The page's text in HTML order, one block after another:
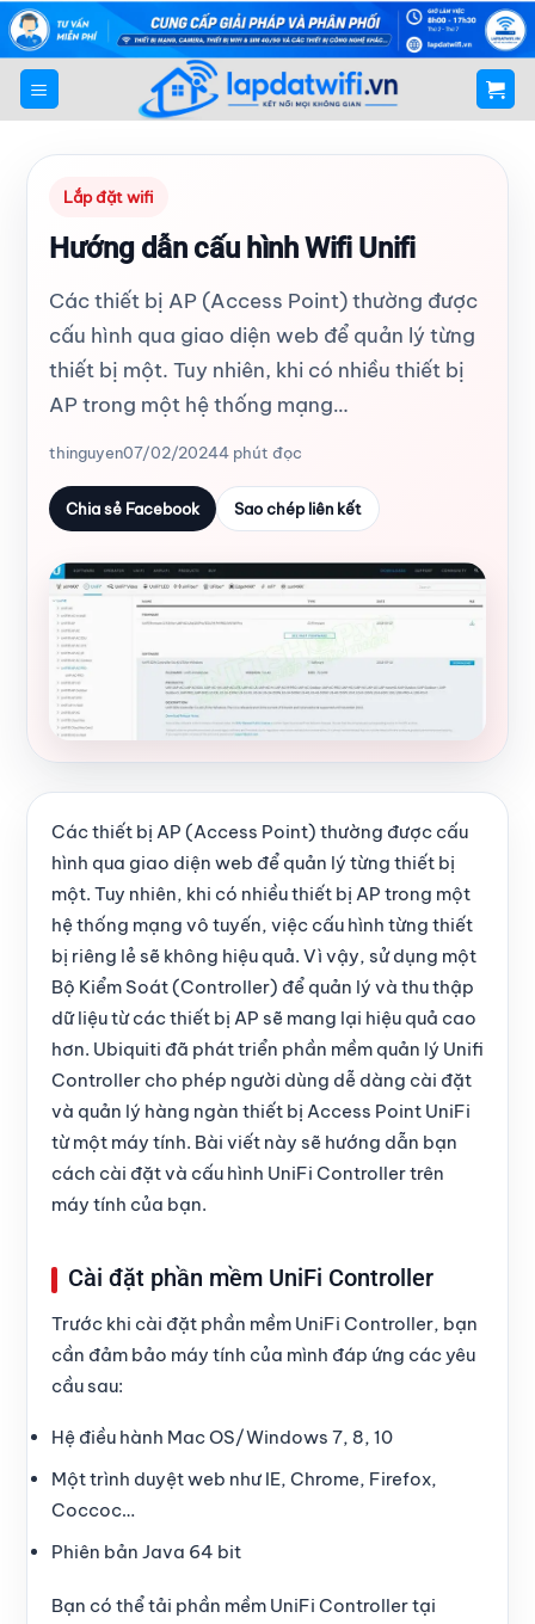
Bỏ
qua
nội
dung
Lắp đặt wifi
Hướng dẫn cấu hình Wifi Unifi
Các thiết bị AP (Access Point) thường được
cấu hình qua giao diện web để quản lý từng
thiết bị một. Tuy nhiên, khi có nhiều thiết bị
AP trong một hệ thống mạng…
thinguyen07/02/20244 phút đọc
Chia sẻ Facebook Sao chép liên kết
Các thiết bị AP (Access Point) thường được cấu
hình qua giao diện web để quản lý từng thiết bị
một. Tuy nhiên, khi có nhiều thiết bị AP trong một
hệ thống mạng vô tuyến, việc cấu hình từng thiết
bị riêng lẻ sẽ không hiệu quả. Vì vậy, sử dụng một
Bộ Kiểm Soát (Controller) để quản lý và thu thập
dữ liệu từ các thiết bị AP sẽ mang lại hiệu quả cao
hơn. Ubiquiti đã phát triển phần mềm quản lý Unifi
Controller cho phép người dùng dễ dàng cài đặt
và quản lý hàng ngàn thiết bị Access Point UniFi
từ một máy tính. Bài viết này sẽ hướng dẫn bạn
cách cài đặt và cấu hình UniFi Controller trên
máy tính của bạn.
Cài đặt phần mềm UniFi Controller
Trước khi cài đặt phần mềm UniFi Controller, bạn
cần đảm bảo máy tính của mình đáp ứng các yêu
cầu sau:
Hệ điều hành Mac OS/Windows 7, 8, 10
Một trình duyệt web như IE, Chrome, Firefox,
Coccoc…
Phiên bản Java 64 bit
Bạn có thể tải phần mềm UniFi Controller tại